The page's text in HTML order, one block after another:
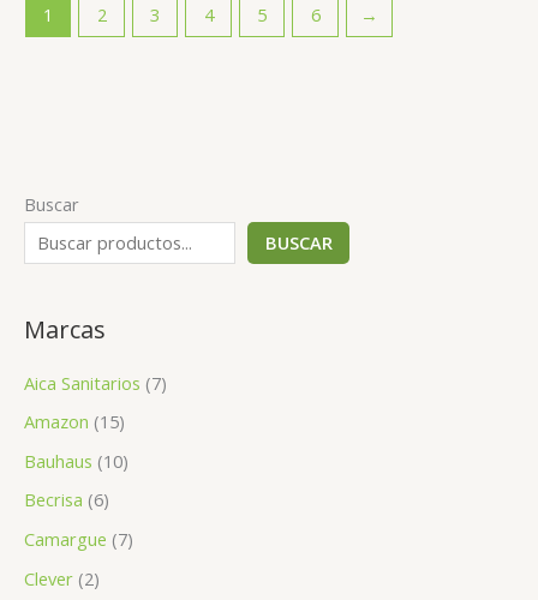
Buscar
BUSCAR
Marcas
Aica Sanitarios (7)
Amazon (15)
Bauhaus (10)
Becrisa (6)
Camargue (7)
Clever (2)
1 2 3 4 5 6 →